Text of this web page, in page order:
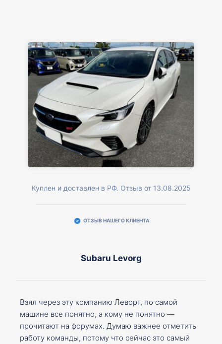
Куплен и доставлен в РФ. Отзыв от 13.08.2025
ОТЗЫВ НАШЕГО КЛИЕНТА
Subaru Levorg
Взял через эту компанию Леворг, по самой
машине все понятно, а кому не понятно —
прочитают на форумах. Думаю важнее отметить
работу команды, потому что сейчас это самый